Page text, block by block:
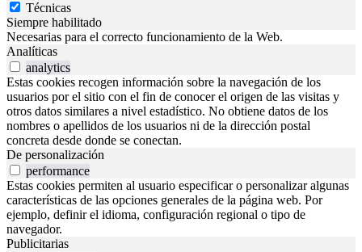
Técnicas
Siempre habilitado
Necesarias para el correcto funcionamiento de la Web.
Analíticas
analytics
Estas cookies recogen información sobre la navegación de los
usuarios por el sitio con el fin de conocer el origen de las visitas y
otros datos similares a nivel estadístico. No obtiene datos de los
nombres o apellidos de los usuarios ni de la dirección postal
concreta desde donde se conectan.
De personalización
performance
Estas cookies permiten al usuario especificar o personalizar algunas
características de las opciones generales de la página web. Por
ejemplo, definir el idioma, configuración regional o tipo de
navegador.
Publicitarias